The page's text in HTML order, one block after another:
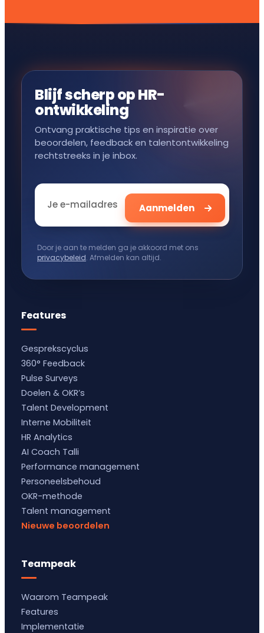
Blijf scherp op HR-
ontwikkeling
Ontvang praktische tips en inspiratie over
beoordelen, feedback en talentontwikkeling
rechtstreeks in je inbox.
Door je aan te melden ga je akkoord met ons
privacybeleid. Afmelden kan altijd.
Features
Gesprekscyclus
360° Feedback
Pulse Surveys
Doelen & OKR’s
Talent Development
Interne Mobiliteit
HR Analytics
AI Coach Talli
Performance management
Personeelsbehoud
OKR-methode
Talent management
Nieuwe beoordelen
Teampeak
Waarom Teampeak
Features
Implementatie